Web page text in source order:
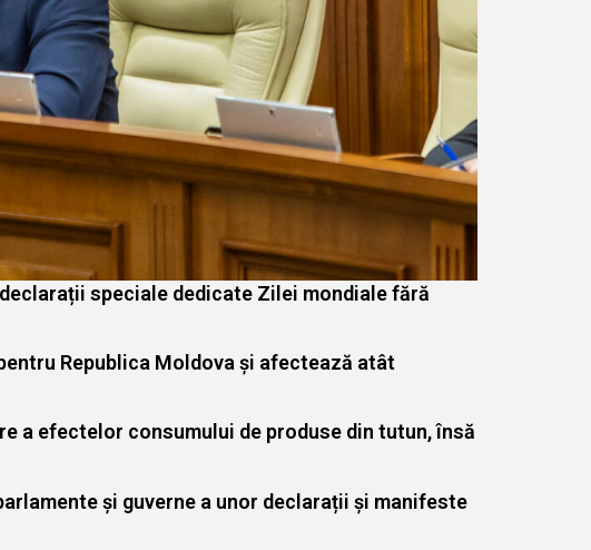
speciale dedicate Zilei mondiale fără
Republica Moldova și afectează atât
a efectelor consumului de produse din tutun, însă
și guverne a unor declarații și manifeste